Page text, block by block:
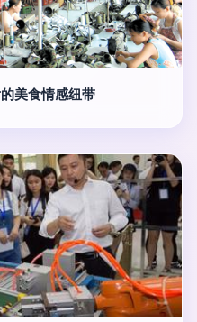
美食情感纽带